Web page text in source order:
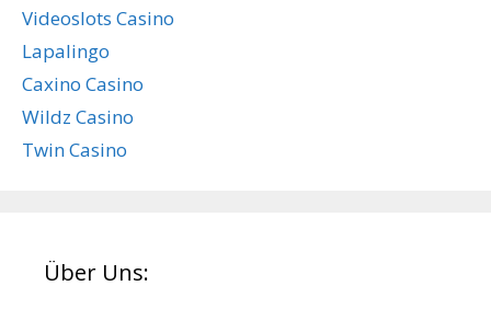
Videoslots Casino
Lapalingo
Caxino Casino
Wildz Casino
Twin Casino
Über Uns: